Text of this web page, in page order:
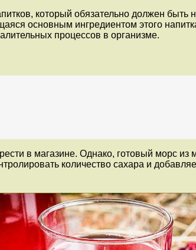
который обязательно должен быть
основным ингредиентом этого
процессов в организме.
в магазине. Однако, готовый морс из
количество сахара и